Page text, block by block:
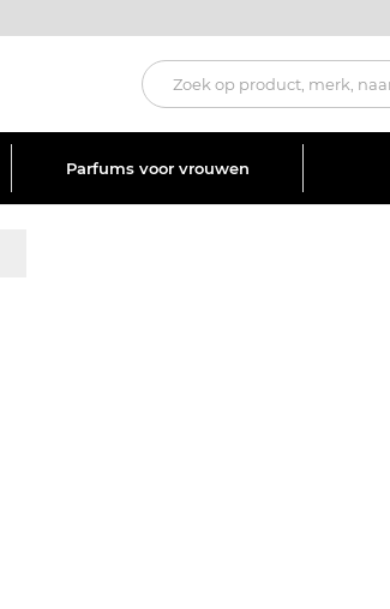
Parfums voor vrouwen